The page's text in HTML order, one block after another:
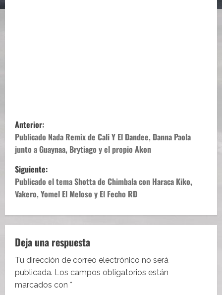
N
a
v
e
g
a
c
i
ó
Anterior:
Publicado Nada Remix de Cali Y El Dandee, Danna Paola
junto a Guaynaa, Brytiago y el propio Akon
Siguiente:
Publicado el tema Shotta de Chimbala con Haraca Kiko,
Vakero, Yomel El Meloso y El Fecho RD
Deja una respuesta
Tu dirección de correo electrónico no será
publicada. Los campos obligatorios están
marcados con *